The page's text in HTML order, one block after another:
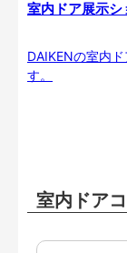
室内ドア展示シ
DAIKENの室内
す。
室内ドア